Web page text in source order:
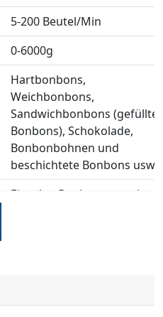
5-200 Beutel/Min
0-6000g
Hartbonbons,
Weichbonbons,
Sandwichbonbons (gefüllte
Bonbons), Schokolade,
Bonbonbohnen und
beschichtete Bonbons usw.
Einzelne